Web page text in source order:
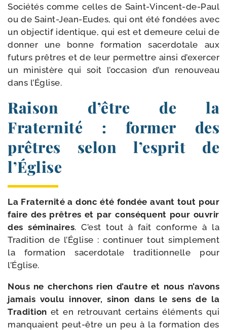
Sociétés comme celles de Saint-​Vincent-​de-​Paul
ou de Saint-​Jean-​Eudes, qui ont été fon­dées avec
un objec­tif iden­tique, qui est et demeure celui de
don­ner une bonne for­ma­tion sacer­do­tale aux
futurs prêtres et de leur per­mettre ain­si d’exercer
un minis­tère qui soit l’occasion d’un renou­veau
dans l’Église.
Raison d’être de la
Fraternité : former des
prêtres selon l’esprit de
l’Église
La Fraternité a donc été fon­dée avant tout pour
faire des prêtres et par consé­quent pour ouvrir
des sémi­naires. C’est tout à fait conforme à la
Tradition de l’Église : conti­nuer tout sim­ple­ment
la for­ma­tion sacer­do­tale tra­di­tion­nelle pour
l’Église.
Nous ne cher­chons rien d’autre et nous n’avons
jamais vou­lu inno­ver, sinon dans le sens de la
Tradition et en retrou­vant cer­tains élé­ments qui
man­quaient peut-​être un peu à la for­ma­tion des